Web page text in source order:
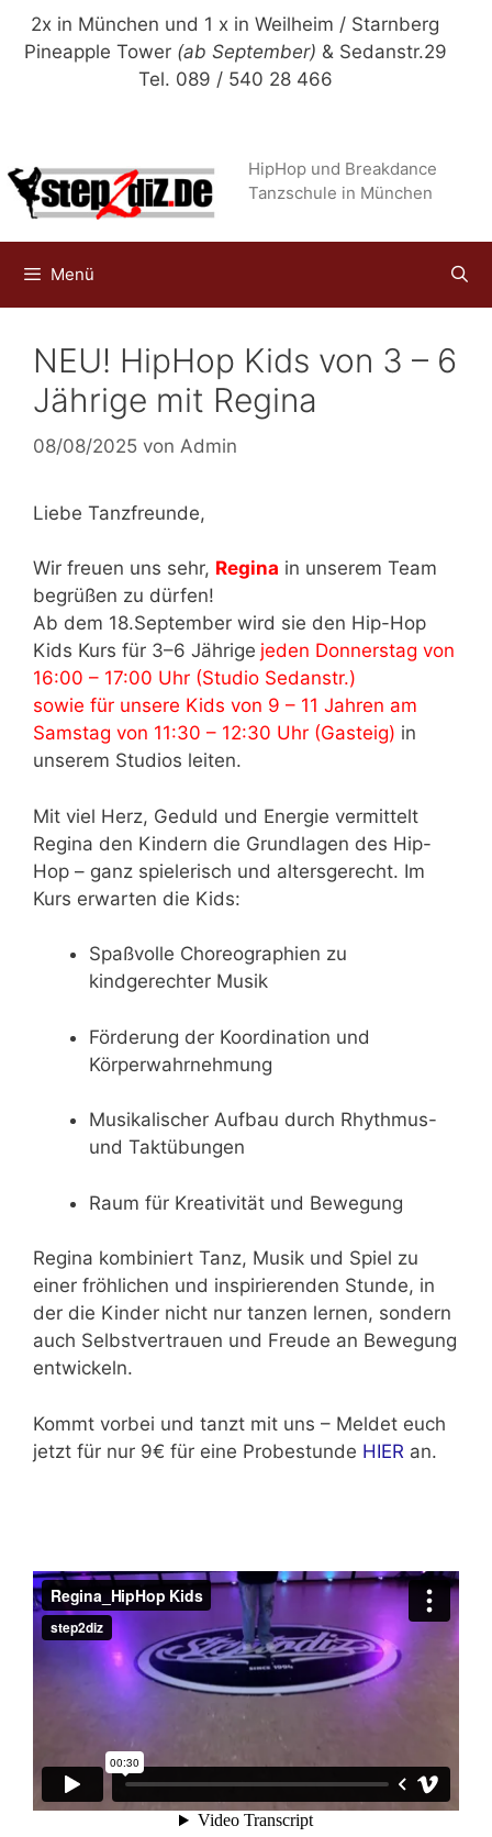
Zum
Inhalt
2x in München und 1 x in Weilheim / Starnberg
Pineapple Tower (ab September) & Sedanstr.29
Tel. 089 / 540 28 466
HipHop und Breakdance
Tanzschule in München
Menü
NEU! HipHop Kids von 3 – 6
Jährige mit Regina
08/08/2025 von Admin
Liebe Tanzfreunde,
Wir freuen uns sehr, Regina in unserem Team
begrüßen zu dürfen!
Ab dem 18.September wird sie den Hip-Hop
Kids Kurs für 3–6 Jährige jeden Donnerstag von
16:00 – 17:00 Uhr (Studio Sedanstr.)
sowie für unsere Kids von 9 – 11 Jahren am
Samstag von 11:30 – 12:30 Uhr (Gasteig) in
unserem Studios leiten.
Mit viel Herz, Geduld und Energie vermittelt
Regina den Kindern die Grundlagen des Hip-
Hop – ganz spielerisch und altersgerecht. Im
Kurs erwarten die Kids:
Spaßvolle Choreographien zu
kindgerechter Musik
Förderung der Koordination und
Körperwahrnehmung
Musikalischer Aufbau durch Rhythmus-
und Taktübungen
Raum für Kreativität und Bewegung
Regina kombiniert Tanz, Musik und Spiel zu
einer fröhlichen und inspirierenden Stunde, in
der die Kinder nicht nur tanzen lernen, sondern
auch Selbstvertrauen und Freude an Bewegung
entwickeln.
Kommt vorbei und tanzt mit uns – Meldet euch
jetzt für nur 9€ für eine Probestunde HIER an.